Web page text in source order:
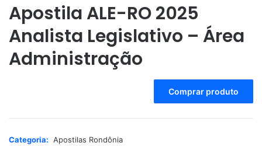
Apostila ALE-RO 2025
Analista Legislativo – Área
Administração
Comprar produto
Categoria: Apostilas Rondônia